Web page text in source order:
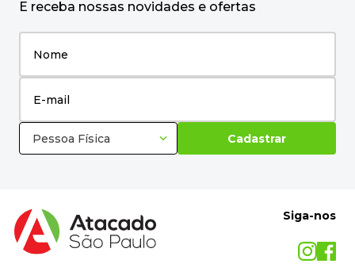
E receba nossas novidades e ofertas
Pessoa Física Cadastrar
Siga-nos